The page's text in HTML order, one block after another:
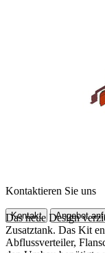
Kontaktieren Sie uns
Kontakt Angebot
Das neue Design
Zusatztank. Das Kit
Abflussverteiler,